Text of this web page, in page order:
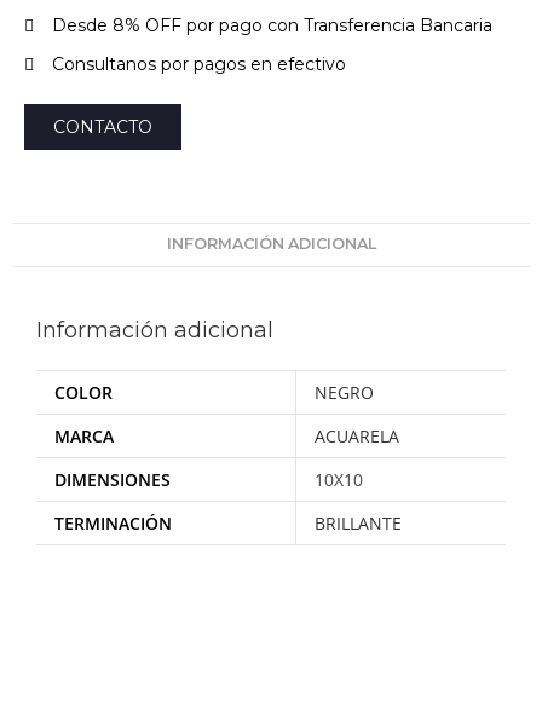
Desde 8% OFF por pago con Transferencia Bancaria
Consultanos por pagos en efectivo
CONTACTO
INFORMACIÓN ADICIONAL
Información adicional
COLOR
NEGRO
MARCA
ACUARELA
DIMENSIONES
10X10
TERMINACIÓN
BRILLANTE